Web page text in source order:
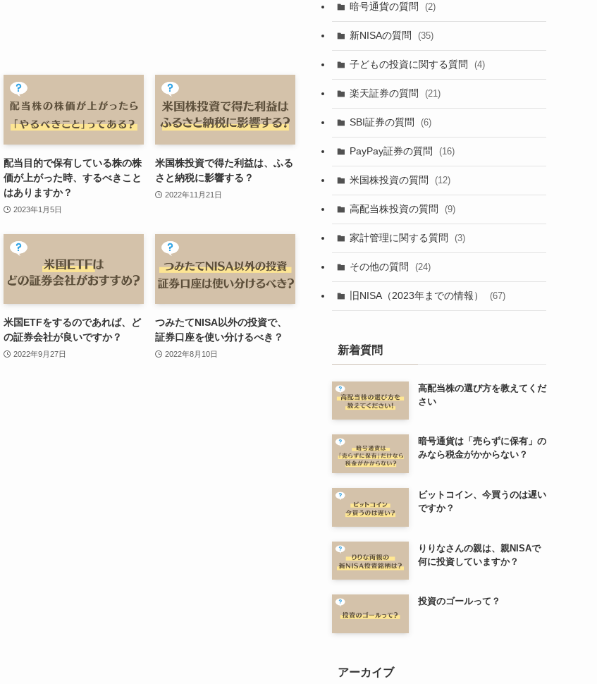
配当目的で保有している株の株
価が上がった時、するべきこと
はありますか？
2023年1月5日
米国株投資で得た利益は、ふる
さと納税に影響する？
2022年11月21日
米国ETFをするのであれば、ど
の証券会社が良いですか？
2022年9月27日
つみたてNISA以外の投資で、
証券口座を使い分けるべき？
2022年8月10日
暗号通貨の質問 (2)
新NISAの質問 (35)
子どもの投資に関する質問 (4)
楽天証券の質問 (21)
SBI証券の質問 (6)
PayPay証券の質問 (16)
米国株投資の質問 (12)
高配当株投資の質問 (9)
家計管理に関する質問 (3)
その他の質問 (24)
旧NISA（2023年までの情報） (67)
新着質問
高配当株の選び方を教えてくだ
さい
暗号通貨は「売らずに保有」の
みなら税金がかからない？
ビットコイン、今買うのは遅い
ですか？
りりなさんの親は、親NISAで
何に投資していますか？
投資のゴールって？
アーカイブ